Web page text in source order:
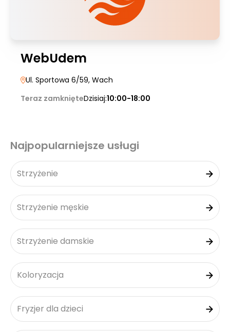
WebUdem
Ul. Sportowa 6/59, Wach
Teraz zamknięteDzisiaj:10:00-18:00
Najpopularniejsze usługi
Strzyżenie
Strzyżenie męskie
Strzyżenie damskie
Koloryzacja
Fryzjer dla dzieci